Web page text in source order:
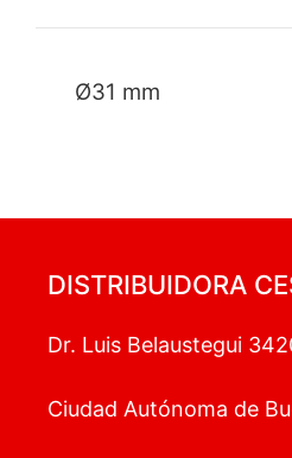
Ø31
DISTRIBUIDORA
Dr. Luis Belaustegui
Ciudad Autónoma de